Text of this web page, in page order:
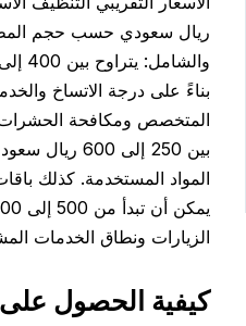
ريال سعودي حسب حجم المطبخ.
بناءً على درجة الاتساخ والخدمات
المتخصص ومكافحة الحشرات:
بين 250 إلى 600
المواد المستخدمة. كذلك باقات
الزيارات ونطاق الخدمات
كيفية الحصول على